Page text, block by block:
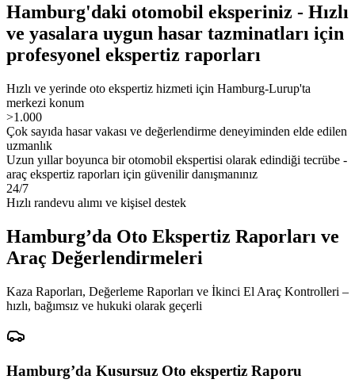
Hamburg'daki otomobil eksperiniz - Hızlı
ve yasalara uygun hasar tazminatları için
profesyonel ekspertiz raporları
Hızlı ve yerinde oto ekspertiz hizmeti için Hamburg-Lurup'ta
merkezi konum
>1.000
Çok sayıda hasar vakası ve değerlendirme deneyiminden elde edilen
uzmanlık
Uzun yıllar boyunca bir otomobil ekspertisi olarak edindiği tecrübe -
araç ekspertiz raporları için güvenilir danışmanınız
24/7
Hızlı randevu alımı ve kişisel destek
Hamburg’da Oto Ekspertiz Raporları ve
Araç Değerlendirmeleri
Kaza Raporları, Değerleme Raporları ve İkinci El Araç Kontrolleri –
hızlı, bağımsız ve hukuki olarak geçerli
Hamburg’da Kusursuz Oto ekspertiz Raporu